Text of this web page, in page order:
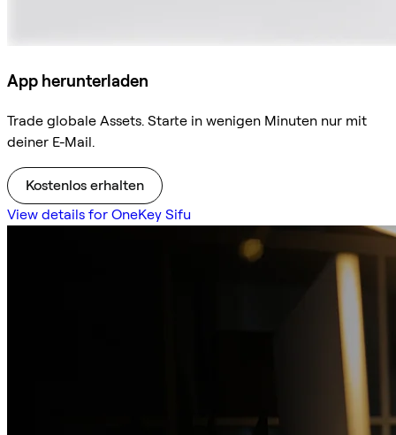
App herunterladen
Trade globale Assets. Starte in wenigen Minuten nur mit
deiner E-Mail.
Kostenlos erhalten
View details for OneKey Sifu